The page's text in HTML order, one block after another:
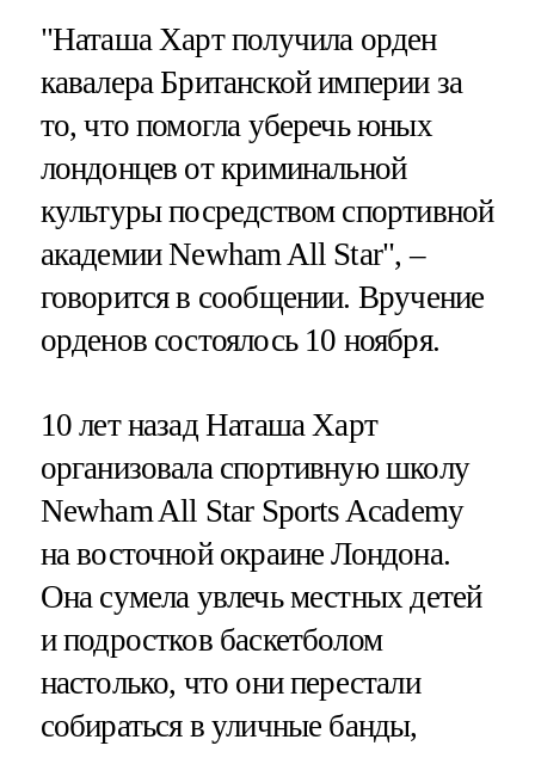
"Наташа Харт получила орден
кавалера Британской империи за
то, что помогла уберечь юных
лондонцев от криминальной
культуры посредством спортивной
академии Newham All Star", –
говорится в сообщении. Вручение
орденов состоялось 10 ноября.
10 лет назад Наташа Харт
организовала спортивную школу
Newham All Star Sports Academy
на восточной окраине Лондона.
Она сумела увлечь местных детей
и подростков баскетболом
настолько, что они перестали
собираться в уличные банды,